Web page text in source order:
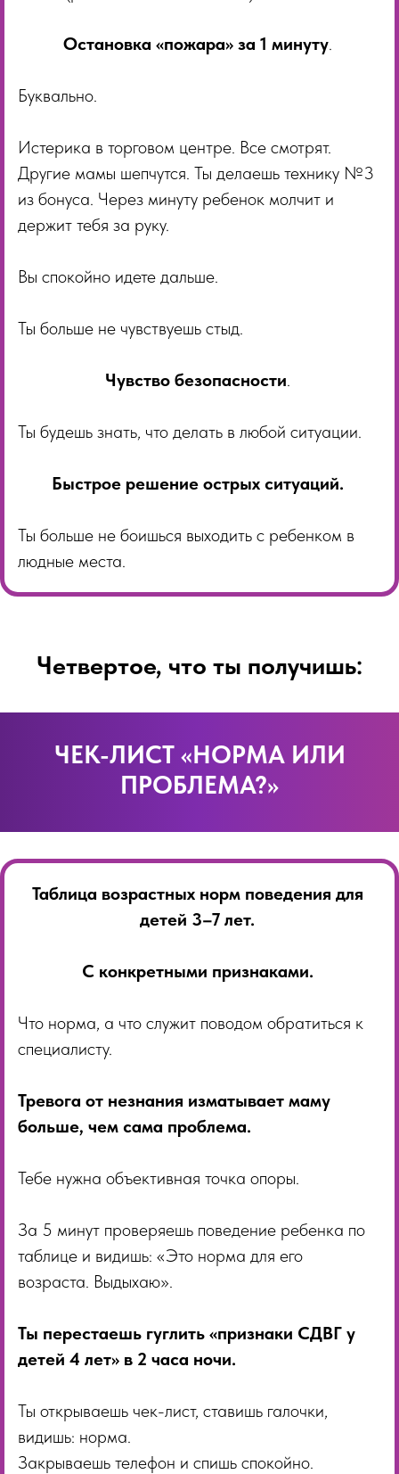
Остановка «пожара» за 1 минуту.
Буквально.
Истерика в торговом центре. Все смотрят.
Другие мамы шепчутся. Ты делаешь технику №3
из бонуса. Через минуту ребенок молчит и
держит тебя за руку.
Вы спокойно идете дальше.
Ты больше не чувствуешь стыд.
Чувство безопасности.
Ты будешь знать, что делать в любой ситуации.
Быстрое решение острых ситуаций.
Ты больше не боишься выходить с ребенком в
людные места.
Четвертое, что ты получишь:
ЧЕК-ЛИСТ «НОРМА ИЛИ
ПРОБЛЕМА?»
Таблица возрастных норм поведения для
детей 3–7 лет.
С конкретными признаками.
Что норма, а что служит поводом обратиться к
специалисту.
Тревога от незнания изматывает маму
больше, чем сама проблема.
Тебе нужна объективная точка опоры.
За 5 минут проверяешь поведение ребенка по
таблице и видишь: «Это норма для его
возраста. Выдыхаю».
Ты перестаешь гуглить «признаки СДВГ у
детей 4 лет» в 2 часа ночи.
Ты открываешь чек-лист, ставишь галочки,
видишь: норма.
Закрываешь телефон и спишь спокойно.